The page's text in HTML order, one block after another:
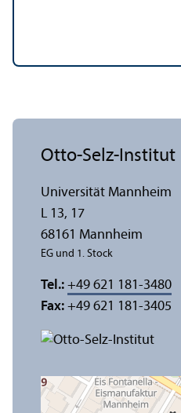
Otto-Selz-Institut
Universität Mannheim
L 13, 17
68161 Mannheim
EG und 1. Stock
Tel.: +49 621 181-3480
Fax: +49 621 181-3405